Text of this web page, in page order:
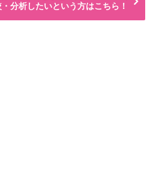
分析したいという方はこちら！